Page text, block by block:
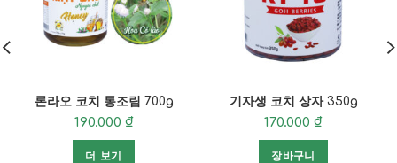
론라오 코치 통조림 700g
190.000 ₫
더 보기
기자생 코치 상자 350g
170.000 ₫
장바구니